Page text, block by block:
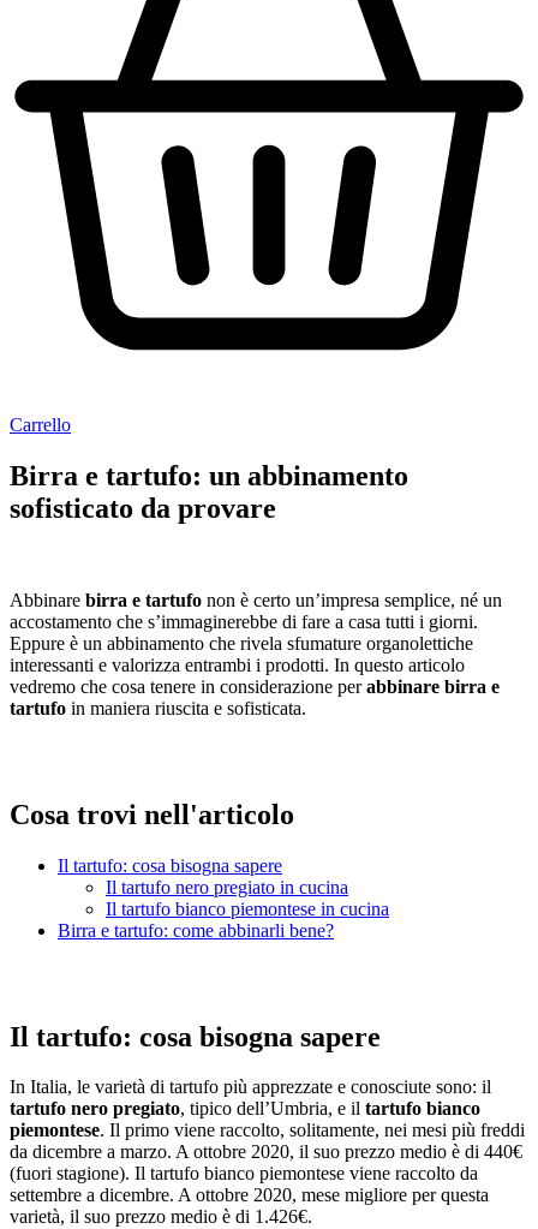
Carrello
Birra e tartufo: un abbinamento
sofisticato da provare
Abbinare birra e tartufo non è certo un’impresa semplice, né un
accostamento che s’immaginerebbe di fare a casa tutti i giorni.
Eppure è un abbinamento che rivela sfumature organolettiche
interessanti e valorizza entrambi i prodotti. In questo articolo
vedremo che cosa tenere in considerazione perabbinare birra e
tartufo in maniera riuscita e sofisticata.
Cosa trovi nell'articolo
Il tartufo: cosa bisogna sapere
Il tartufo nero pregiato in cucina
Il tartufo bianco piemontese in cucina
Birra e tartufo: come abbinarli bene?
Il tartufo: cosa bisogna sapere
In Italia, le varietà di tartufo più apprezzate e conosciute sono: il
tartufo nero pregiato, tipico dell’Umbria, e il tartufo bianco
piemontese. Il primo viene raccolto, solitamente, nei mesi più freddi
da dicembre a marzo. A ottobre 2020, il suo prezzo medio è di 440€
(fuori stagione). Il tartufo bianco piemontese viene raccolto da
settembre a dicembre. A ottobre 2020, mese migliore per questa
varietà, il suo prezzo medio è di 1.426€.